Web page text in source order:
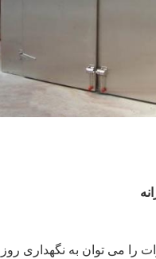
را می توان به نگهداری